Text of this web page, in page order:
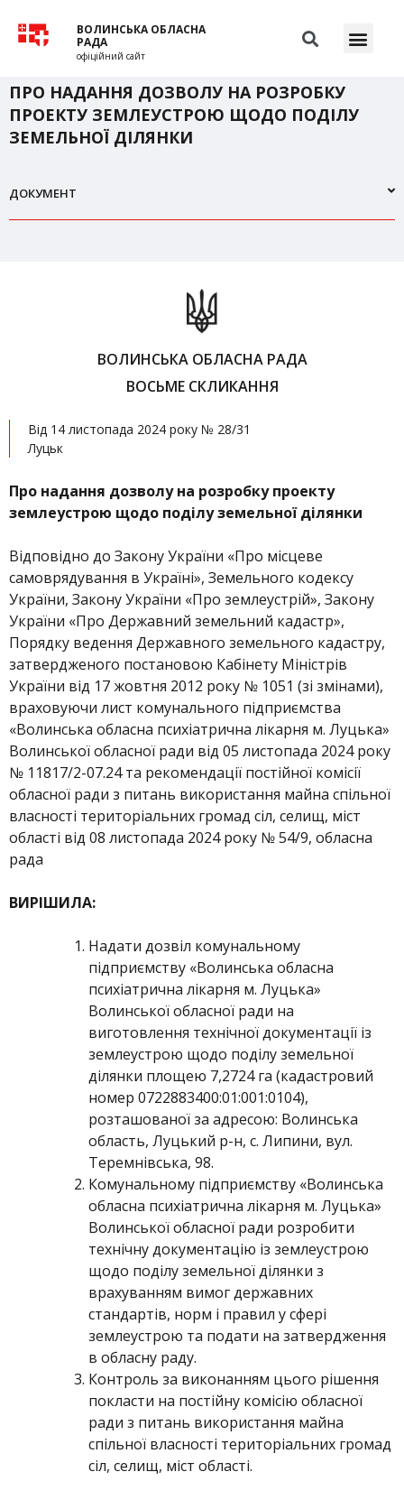
ВОЛИНСЬКА ОБЛАСНА
РАДА
офіційний сайт
ПРО НАДАННЯ ДОЗВОЛУ НА РОЗРОБКУ
ПРОЕКТУ ЗЕМЛЕУСТРОЮ ЩОДО ПОДІЛУ
ЗЕМЕЛЬНОЇ ДІЛЯНКИ
ДОКУМЕНТ
ВОЛИНСЬКА ОБЛАСНА РАДА
ВОСЬМЕ СКЛИКАННЯ
Від 14 листопада 2024 року № 28/31
Луцьк
Про надання дозволу на розробку проекту
землеустрою щодо поділу земельної ділянки
Відповідно до Закону України «Про місцеве
самоврядування в Україні», Земельного кодексу
України, Закону України «Про землеустрій», Закону
України «Про Державний земельний кадастр»,
Порядку ведення Державного земельного кадастру,
затвердженого постановою Кабінету Міністрів
України від 17 жовтня 2012 року № 1051 (зі змінами),
враховуючи лист комунального підприємства
«Волинська обласна психіатрична лікарня м. Луцька»
Волинської обласної ради від 05 листопада 2024 року
№ 11817/2-07.24 та рекомендації постійної комісії
обласної ради з питань використання майна спільної
власності територіальних громад сіл, селищ, міст
області від 08 листопада 2024 року № 54/9, обласна
рада
ВИРІШИЛА:
Надати дозвіл комунальному
підприємству «Волинська обласна
психіатрична лікарня м. Луцька»
Волинської обласної ради на
виготовлення технічної документації із
землеустрою щодо поділу земельної
ділянки площею 7,2724 га (кадастровий
номер 0722883400:01:001:0104),
розташованої за адресою: Волинська
область, Луцький р-н, с. Липини, вул.
Теремнівська, 98.
Комунальному підприємству «Волинська
обласна психіатрична лікарня м. Луцька»
Волинської обласної ради розробити
технічну документацію із землеустрою
щодо поділу земельної ділянки з
врахуванням вимог державних
стандартів, норм і правил у сфері
землеустрою та подати на затвердження
в обласну раду.
Контроль за виконанням цього рішення
покласти на постійну комісію обласної
ради з питань використання майна
спільної власності територіальних громад
сіл, селищ, міст області.